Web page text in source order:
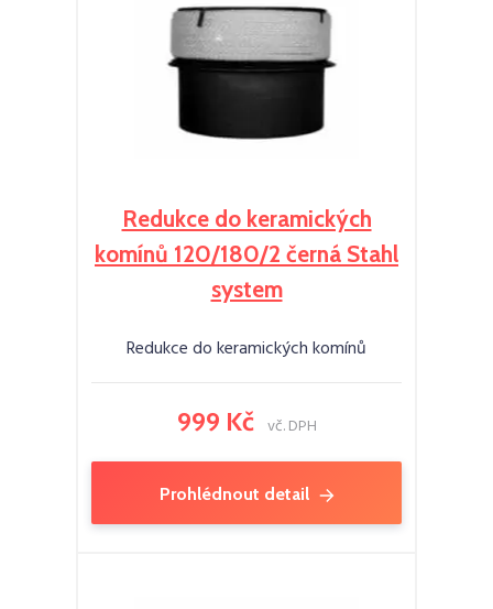
Redukce do keramických
komínů 120/180/2 černá Stahl
system
Redukce do keramických komínů
999 Kč vč. DPH
Prohlédnout detail